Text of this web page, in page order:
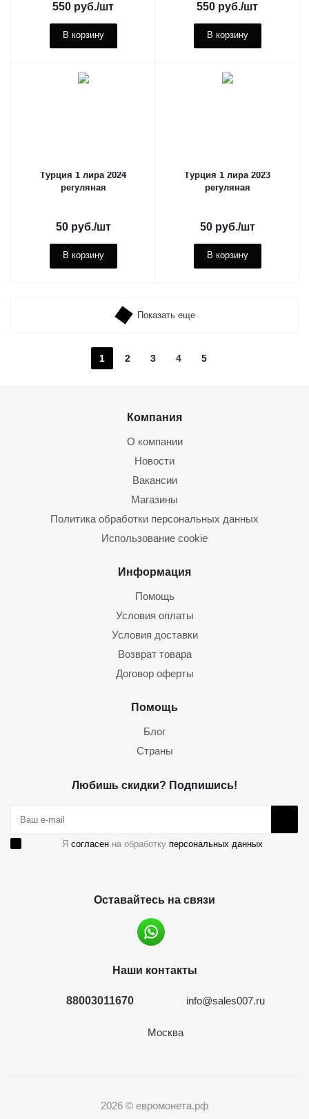
550 руб./шт
В корзину
550 руб./шт
В корзину
Турция 1 лира 2024
регуляная
50руб./шт
В корзину
Турция 1 лира 2023
регуляная
50руб./шт
В корзину
Показать еще
1 2 3 4 5
Компания
О компании
Новости
Вакансии
Магазины
Политика обработки персональных данных
Использование cookie
Информация
Помощь
Условия оплаты
Условия доставки
Возврат товара
Договор оферты
Помощь
Блог
Страны
Любишь скидки? Подпишись!
Я согласен на обработку персональных данных
Оставайтесь на связи
Наши контакты
88003011670 info@sales007.ru
Москва
2026 © евромонета.рф